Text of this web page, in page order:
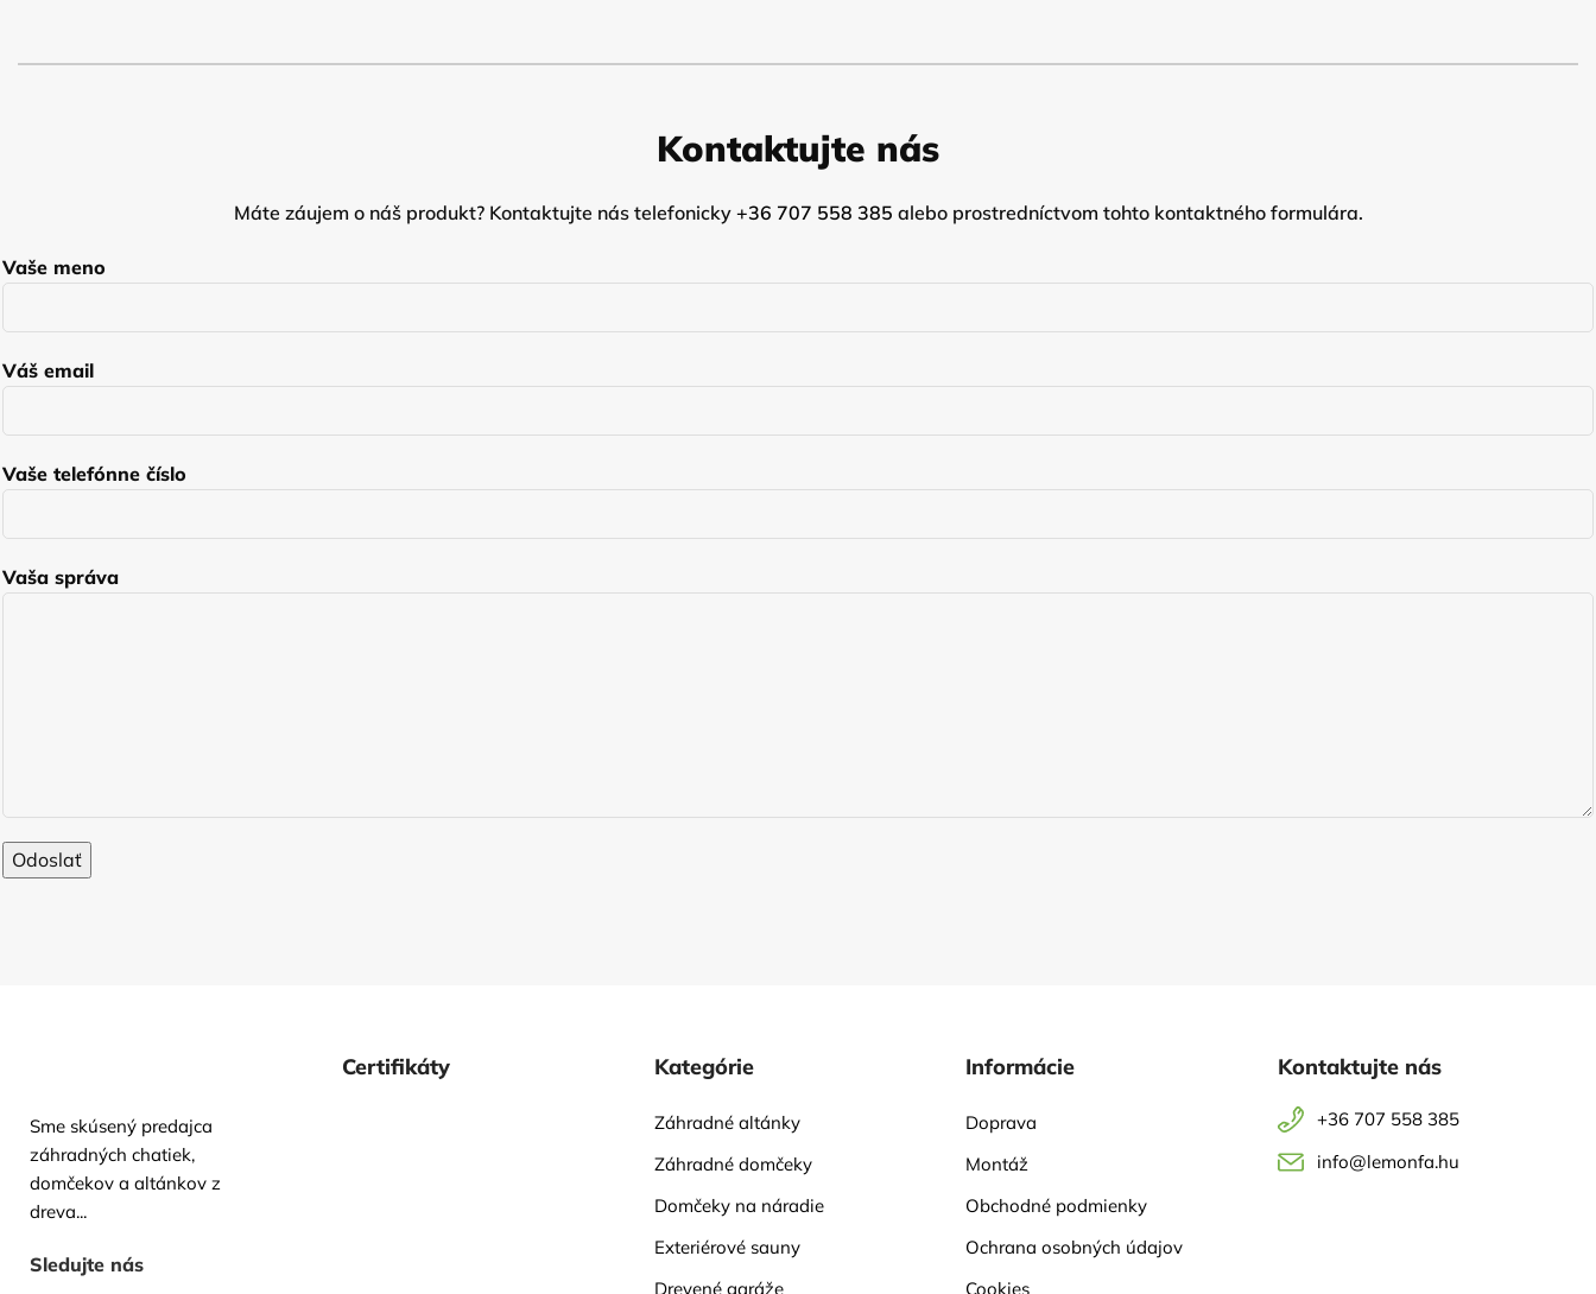
Kontaktujte nás
Máte záujem o náš produkt? Kontaktujte nás telefonicky +36 707 558 385 alebo prostredníctvom tohto kontaktného formulára.
Vaše meno
Váš email
Vaše telefónne číslo
Vaša správa
Sme skúsený predajca
záhradných chatiek,
domčekov a altánkov z
dreva...
Sledujte nás
Certifikáty Kategórie
Záhradné altánky
Záhradné domčeky
Domčeky na náradie
Exteriérové sauny
Drevené garáže
Informácie
Doprava
Montáž
Obchodné podmienky
Ochrana osobných údajov
Cookies
Kontaktujte nás
+36 707 558 385
info@lemonfa.hu